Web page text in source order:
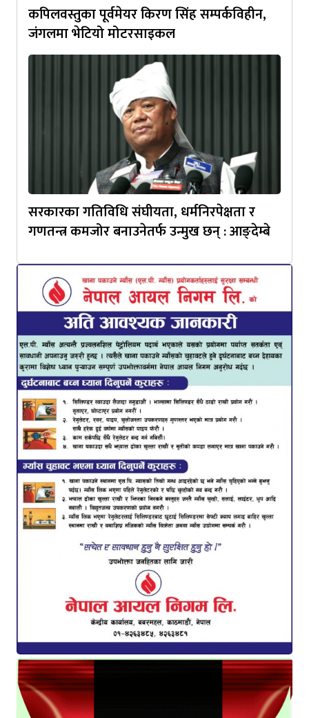
कपिलवस्तुका पूर्वमेयर किरण सिंह सम्पर्कविहीन,
जंगलमा भेटियो मोटरसाइकल
सरकारका गतिविधि संघीयता, धर्मनिरपेक्षता र
गणतन्त्र कमजोर बनाउनेतर्फ उन्मुख छन् : आङ्देम्बे